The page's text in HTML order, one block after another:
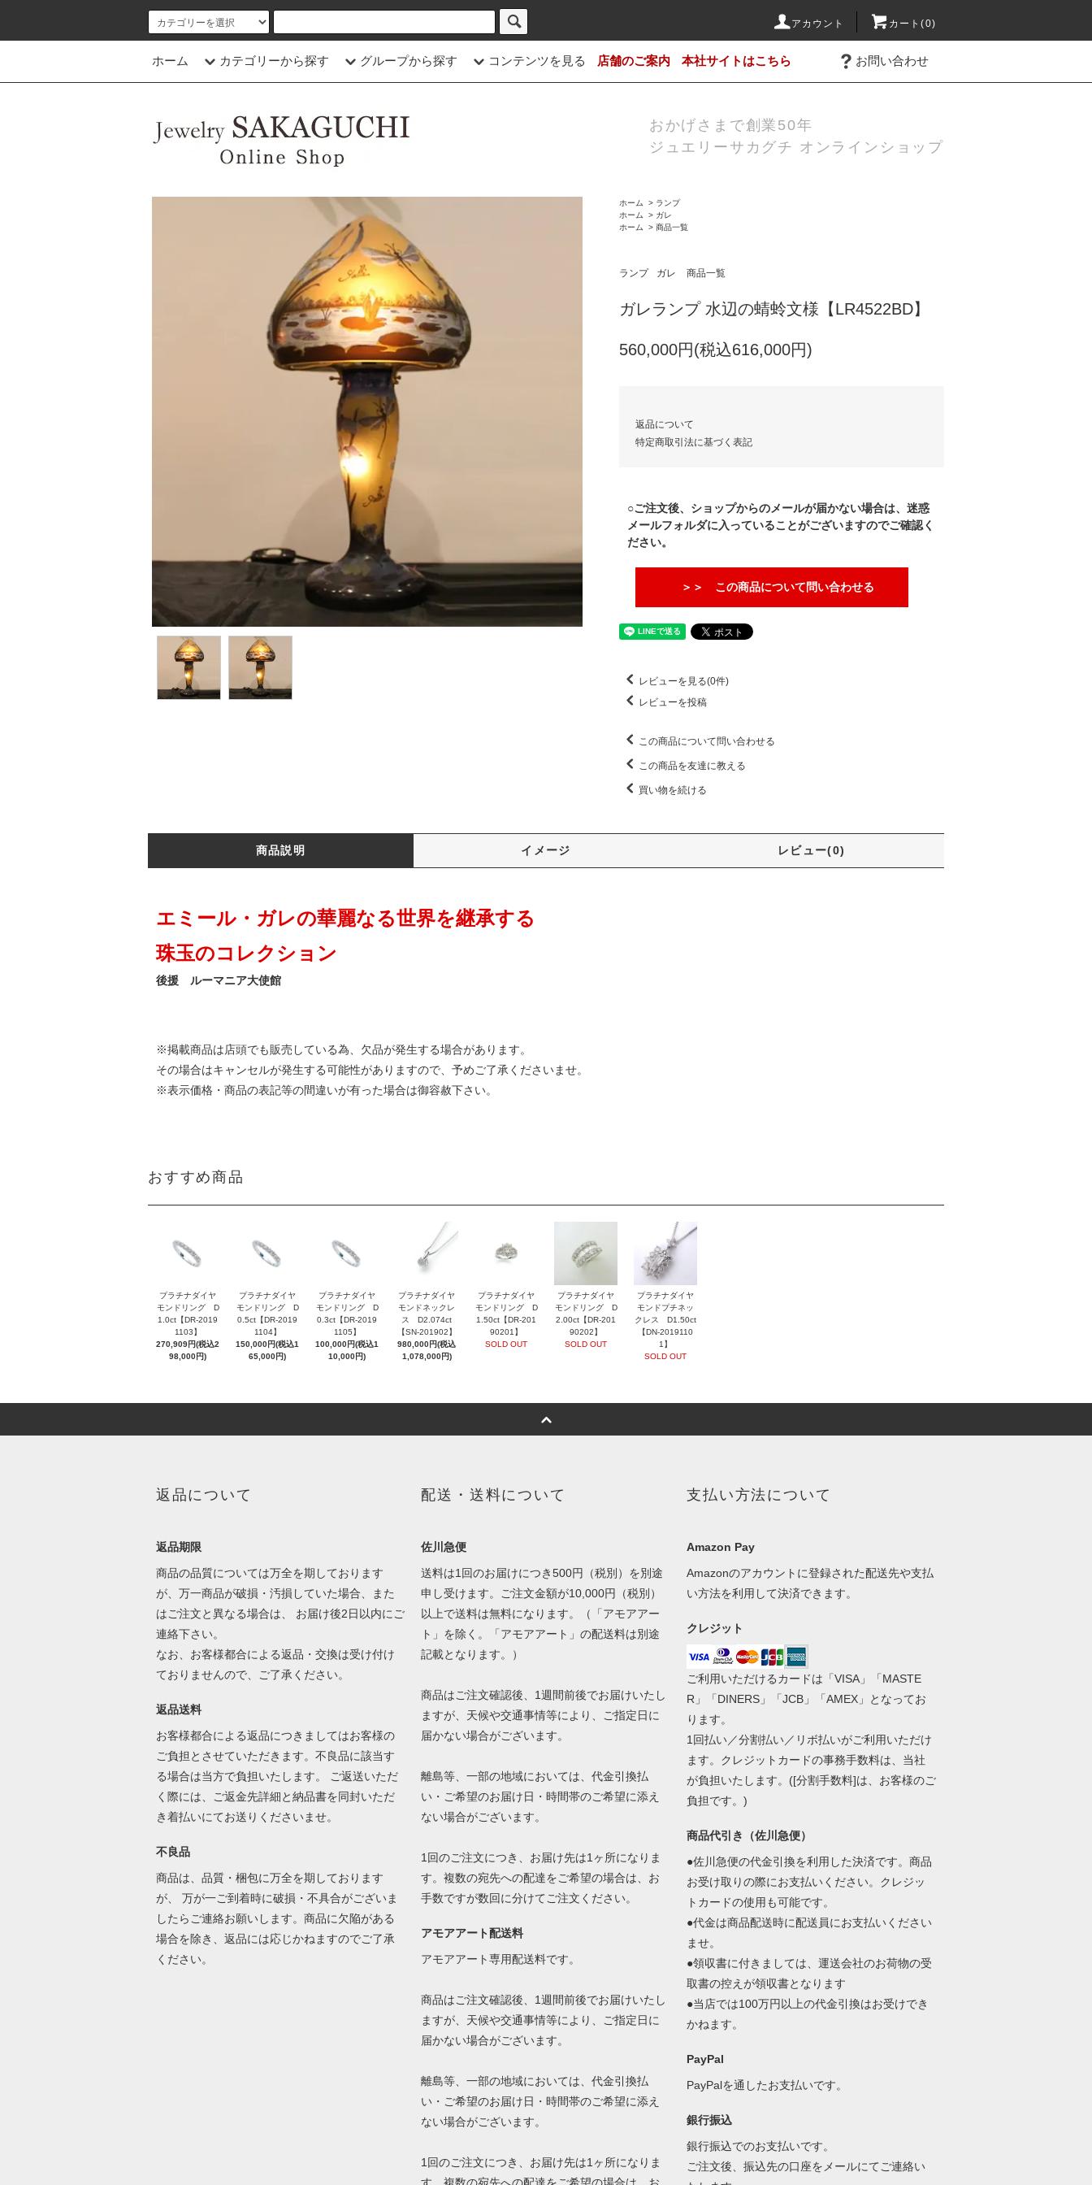
アカウント カート(0)
ホーム カテゴリーから探す グループから探す コンテンツを見る 店舗のご案内 本社サイトはこちら お問い合わせ
おかげさまで創業50年
ジュエリーサカグチ オンラインショップ
ホーム > ランプ
ホーム
> ガレ
ホーム
> 商品一覧
ランプ ガレ 商品一覧
ガレランプ 水辺の蜻蛉文様【LR4522BD】
560,000円(税込616,000円)
返品について
特定商取引法に基づく表記
○ご注文後、ショップからのメールが届かない場合は、迷惑
メールフォルダに入っていることがございますのでご確認く
ださい。
＞＞ この商品について問い合わせる
レビューを見る(0件)
レビューを投稿
この商品について問い合わせる
この商品を友達に教える
買い物を続ける
商品説明 イメージ レビュー(0)
エミール・ガレの華麗なる世界を継承する
珠玉のコレクション
後援 ルーマニア大使館
※掲載商品は店頭でも販売している為、欠品が発生する場合があります。
その場合はキャンセルが発生する可能性がありますので、予めご了承くださいませ。
※表示価格・商品の表記等の間違いが有った場合は御容赦下さい。
おすすめ商品
プラチナダイヤ
モンドリング D
1.0ct【DR-2019
1103】
270,909円(税込2
98,000円)
プラチナダイヤ
モンドリング D
0.5ct【DR-2019
1104】
150,000円(税込1
65,000円)
プラチナダイヤ
モンドリング D
0.3ct【DR-2019
1105】
100,000円(税込1
10,000円)
プラチナダイヤ
モンドネックレ
ス D2.074ct
【SN-201902】
980,000円(税込
1,078,000円)
プラチナダイヤ
モンドリング D
1.50ct【DR-201
90201】
SOLD OUT
プラチナダイヤ
モンドリング D
2.00ct【DR-201
90202】
SOLD OUT
プラチナダイヤ
モンドプチネッ
クレス D1.50ct
【DN-2019110
1】
SOLD OUT
返品について
返品期限
商品の品質については万全を期しております
が、万一商品が破損・汚損していた場合、また
はご注文と異なる場合は、 お届け後2日以内にご
連絡下さい。
なお、お客様都合による返品・交換は受け付け
ておりませんので、ご了承ください。
返品送料
お客様都合による返品につきましてはお客様の
ご負担とさせていただきます。不良品に該当す
る場合は当方で負担いたします。 ご返送いただ
く際には、ご返金先詳細と納品書を同封いただ
き着払いにてお送りくださいませ。
不良品
商品は、品質・梱包に万全を期しております
が、 万が一ご到着時に破損・不具合がございま
したらご連絡お願いします。商品に欠陥がある
場合を除き、返品には応じかねますのでご了承
ください。
配送・送料について
佐川急便
送料は1回のお届けにつき500円（税別）を別途
申し受けます。ご注文金額が10,000円（税別）
以上で送料は無料になります。（「アモアアー
ト」を除く。「アモアアート」の配送料は別途
記載となります。）
商品はご注文確認後、1週間前後でお届けいたし
ますが、天候や交通事情等により、ご指定日に
届かない場合がございます。
離島等、一部の地域においては、代金引換払
い・ご希望のお届け日・時間帯のご希望に添え
ない場合がございます。
1回のご注文につき、お届け先は1ヶ所になりま
す。複数の宛先への配達をご希望の場合は、お
手数ですが数回に分けてご注文ください。
アモアアート配送料
アモアアート専用配送料です。
商品はご注文確認後、1週間前後でお届けいたし
ますが、天候や交通事情等により、ご指定日に
届かない場合がございます。
離島等、一部の地域においては、代金引換払
い・ご希望のお届け日・時間帯のご希望に添え
ない場合がございます。
1回のご注文につき、お届け先は1ヶ所になりま
支払い方法について
Amazon Pay
Amazonのアカウントに登録された配送先や支払
い方法を利用して決済できます。
クレジット
ご利用いただけるカードは「VISA」「MASTE
R」「DINERS」「JCB」「AMEX」となってお
ります。
1回払い／分割払い／リボ払いがご利用いただけ
ます。クレジットカードの事務手数料は、当社
が負担いたします。([分割手数料]は、お客様のご
負担です。)
商品代引き（佐川急便）
●佐川急便の代金引換を利用した決済です。商品
お受け取りの際にお支払いください。クレジッ
トカードの使用も可能です。
●代金は商品配送時に配送員にお支払いください
ませ。
●領収書に付きましては、運送会社のお荷物の受
取書の控えが領収書となります
●当店では100万円以上の代金引換はお受けでき
かねます。
PayPal
PayPalを通したお支払いです。
銀行振込
銀行振込でのお支払いです。
ご注文後、振込先の口座をメールにてご連絡い